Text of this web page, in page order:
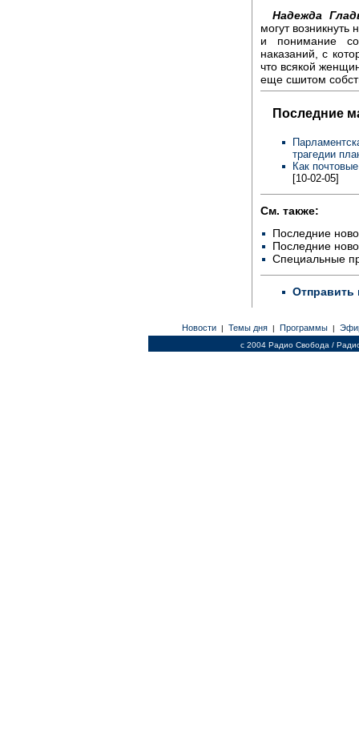
Надежда
могут
и понимание со
наказаний, с
что всякой
еще сшитом
Последние
трагедии
Как
[10-02-05]
См. также:
Последние
Последние
Специальные
Отправить
Новости | Темы дня | Программы |
c 2004 Радио Свобода /